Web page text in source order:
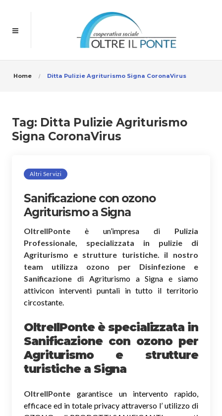
Home Ditta Pulizie Agriturismo Signa CoronaVirus
Tag: Ditta Pulizie Agriturismo
Signa CoronaVirus
Altri Servizi
Sanificazione con ozono
Agriturismo a Signa
OltreIlPonte è un’impresa di Pulizia
Professionale, specializzata in pulizie di
Agriturismo e strutture turistiche. il nostro
team utilizza ozono per Disinfezione e
Sanificazione di Agriturismo a Signa e siamo
attivicon interventi puntali in tutto il territorio
circostante.
OltreIlPonte è specializzata in
Sanificazione con ozono per
Agriturismo e strutture
turistiche a Signa
OltreIlPonte garantisce un intervento rapido,
efficace ed in totale privacy attraverso l’ utilizzo di